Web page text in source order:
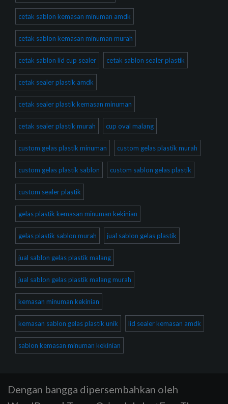
cetak sablon kemasan minuman amdk
cetak sablon kemasan minuman murah
cetak sablon lid cup sealer cetak sablon sealer plastik
cetak sealer plastik amdk
cetak sealer plastik kemasan minuman
cetak sealer plastik murah cup oval malang
custom gelas plastik minuman custom gelas plastik murah
custom gelas plastik sablon custom sablon gelas plastik
custom sealer plastik
gelas plastik kemasan minuman kekinian
gelas plastik sablon murah jual sablon gelas plastik
jual sablon gelas plastik malang
jual sablon gelas plastik malang murah
kemasan minuman kekinian
kemasan sablon gelas plastik unik lid sealer kemasan amdk
sablon kemasan minuman kekinian
Dengan bangga dipersembahkan oleh